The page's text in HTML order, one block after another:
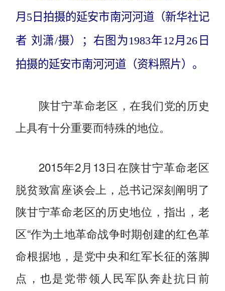
月5日拍摄的延安市南河河道（新华社记
者 刘潇/摄）；右图为1983年12月26日
拍摄的延安市南河河道（资料照片）。
陕甘宁革命老区，在我们党的历史
上具有十分重要而特殊的地位。
2015年2月13日在陕甘宁革命老区
脱贫致富座谈会上，总书记深刻阐明了
陕甘宁革命老区的历史地位，指出，老
区“作为土地革命战争时期创建的红色革
命根据地，是党中央和红军长征的落脚
点，也是党带领人民军队奔赴抗日前